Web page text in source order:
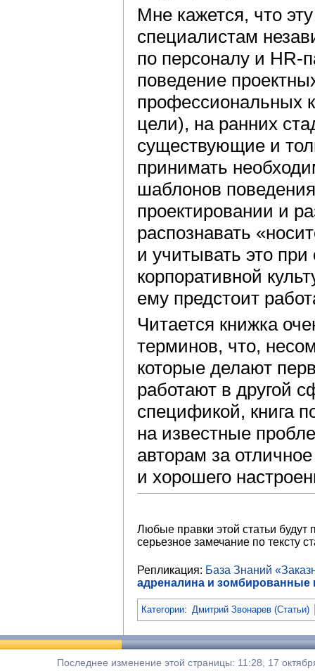
Мне кажется, что
специалистам
по персоналу и HR-
поведение
профессиональных
цели), на ранних
существующие и
принимать
шаблонов
проектировании и
распознавать
и учитывать это при
корпоративной
ему предстоит
Читается книжка
терминов, что,
которые делают
работают в другой
спецификой, книга
на известные
авторам за
и хорошего
Любые правки этой статьи
серьезное замечание по тексту
Репликация: База Знаний
адреналина и зомбированные
Категории: Дмитрий Звонарев (Статьи)
Последнее изменение этой страницы: 11:28, 17